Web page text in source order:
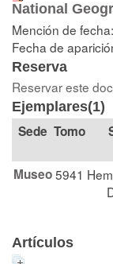
National
Mención de
Fecha de
Reserva
Reservar este
Ejemplares(1)
Tomo
Museo5941
Artículos